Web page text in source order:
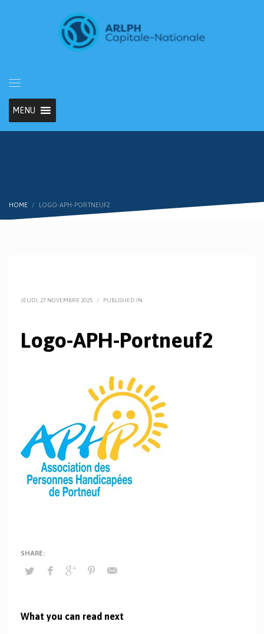
MENU
HOME LOGO-APH-PORTNEUF2
JEUDI, 27 NOVEMBRE 2025 / PUBLISHED IN
Logo-APH-Portneuf2
What you can read next